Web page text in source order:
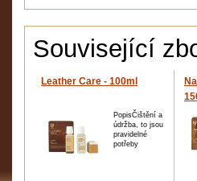
Související
Leather Care - 100ml
PopisČištění a
údržba, to jsou
pravidelné
potřeby